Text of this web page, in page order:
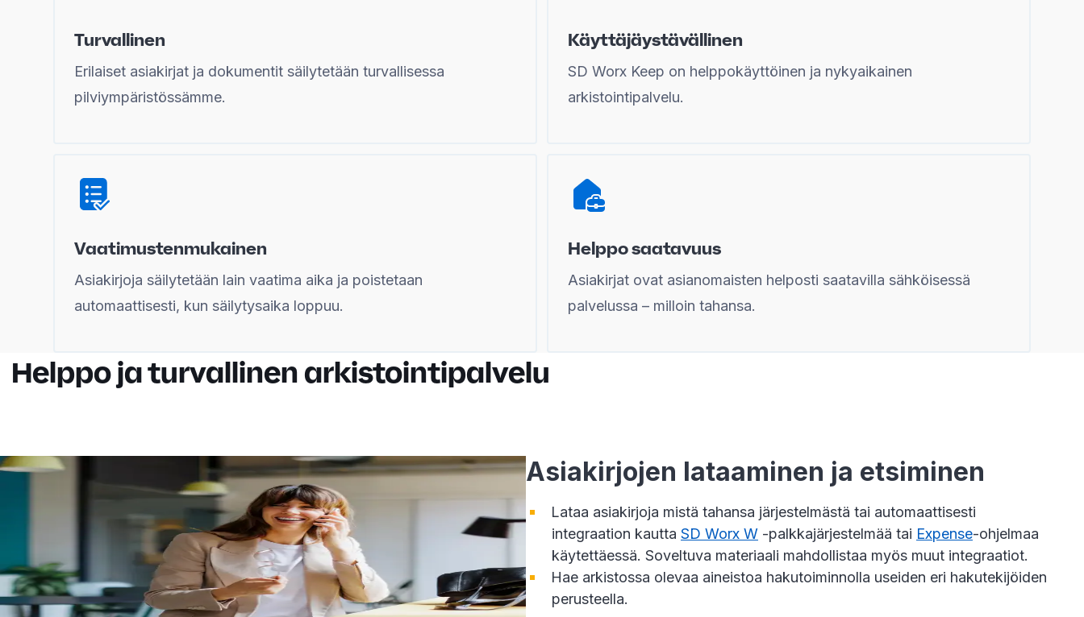
Turvallinen
Erilaiset asiakirjat ja dokumentit säilytetään turvallisessa
pilviympäristössämme.
Käyttäjäystävällinen
SD Worx Keep on helppokäyttöinen ja nykyaikainen
arkistointipalvelu.
Vaatimustenmukainen
Asiakirjoja säilytetään lain vaatima aika ja poistetaan
automaattisesti, kun säilytysaika loppuu.
Helppo saatavuus
Asiakirjat ovat asianomaisten helposti saatavilla sähköisessä
palvelussa – milloin tahansa.
Helppo ja turvallinen arkistointipalvelu
Asiakirjojen lataaminen ja etsiminen
Lataa asiakirjoja mistä tahansa järjestelmästä tai automaattisesti
integraation kautta SD Worx W -palkkajärjestelmää tai Expense-ohjelmaa
käytettäessä. Soveltuva materiaali mahdollistaa myös muut integraatiot.
Hae arkistossa olevaa aineistoa hakutoiminnolla useiden eri hakutekijöiden
perusteella.